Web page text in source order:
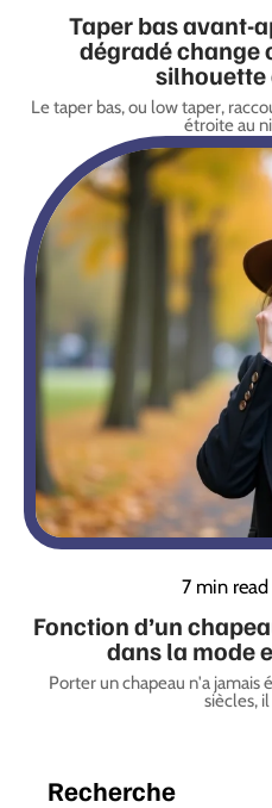
Taper bas avant-
dégradé change
silhouette
Le taper bas, ou low taper,
étroite au
7 min read
Fonction d’un
dans la mode
Porter un chapeau n'a jamais
siècles,
Recherche